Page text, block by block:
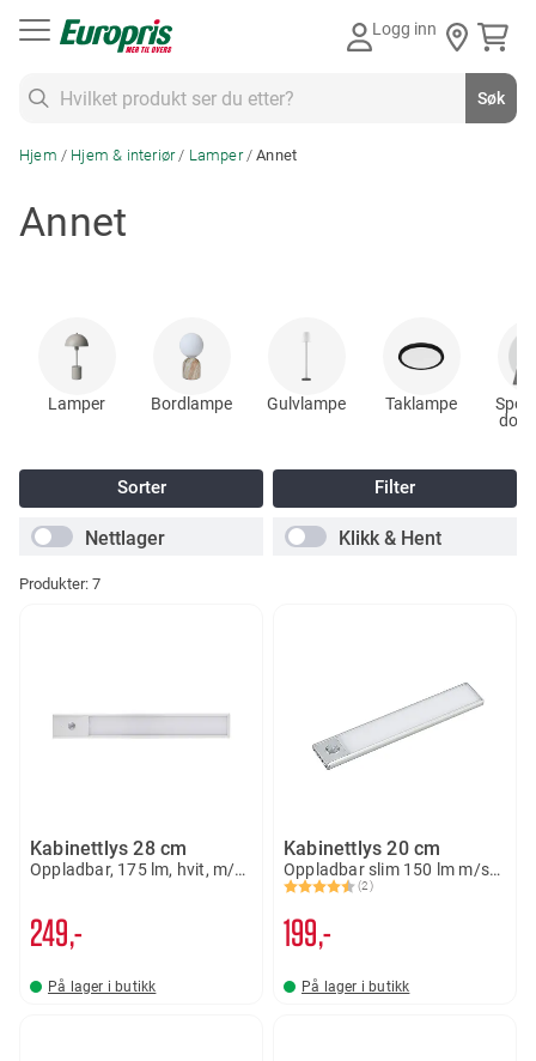
Logg inn
Søk
Hjem Hjem & interiør Lamper Annet
Annet
Lamper Bordlampe Gulvlampe Taklampe
Nettlager Klikk & Hent
Produkter: 7
Kabinettlys 28 cm
Oppladbar, 175 lm, hvit, m/sensor
249,-
På lager i butikk
Kabinettlys 20 cm
Oppladbar slim 150 lm m/sensor
Karakter:
(2)
4.5 av 5 mulige
199,-
På lager i butikk
Filter
Sorter